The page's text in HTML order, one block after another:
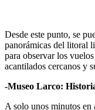
Desde este punto, se
panorámicas del litoral
para observar los
acantilados cercanos y
-Museo Larco:
A solo unos minutos en